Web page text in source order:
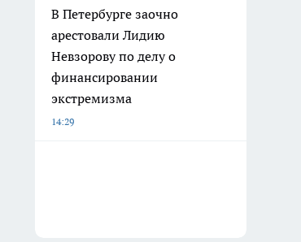
В Петербурге заочно
арестовали Лидию
Невзорову по делу о
финансировании
экстремизма
14:29